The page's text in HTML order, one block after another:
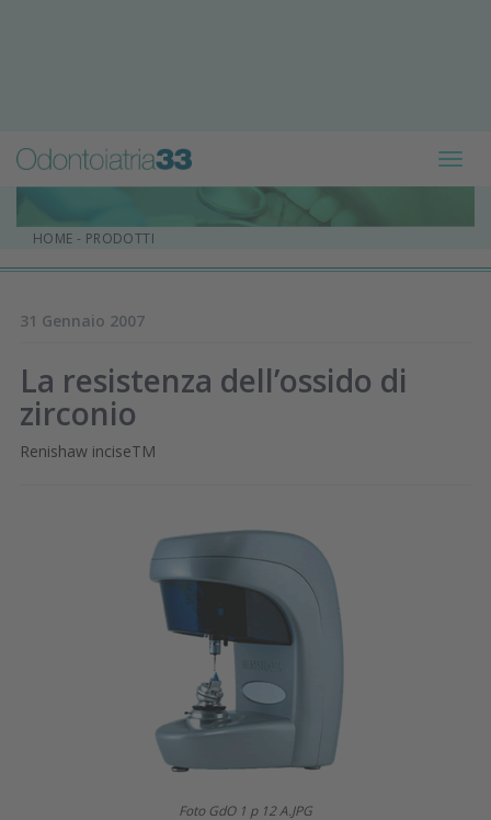
HOME - PRODOTTI
31 Gennaio 2007
La resistenza dell’ossido di
zirconio
Renishaw inciseTM
Foto GdO 1 p 12 A.JPG